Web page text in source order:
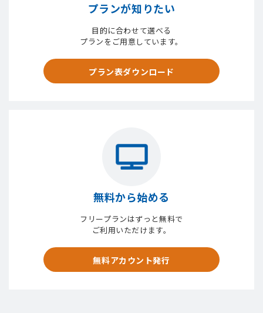
プランが知りたい
目的に合わせて選べる
プランをご用意しています。
プラン表ダウンロード
無料から始める
フリープランはずっと無料で
ご利用いただけます。
無料アカウント発行